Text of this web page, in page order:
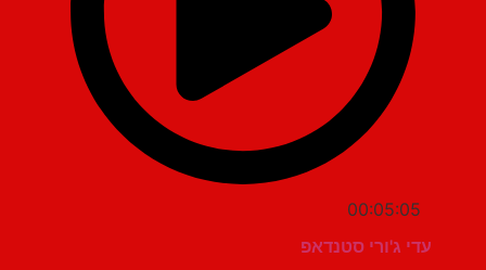
00:05:05
עדי ג'ורי סטנדאפ